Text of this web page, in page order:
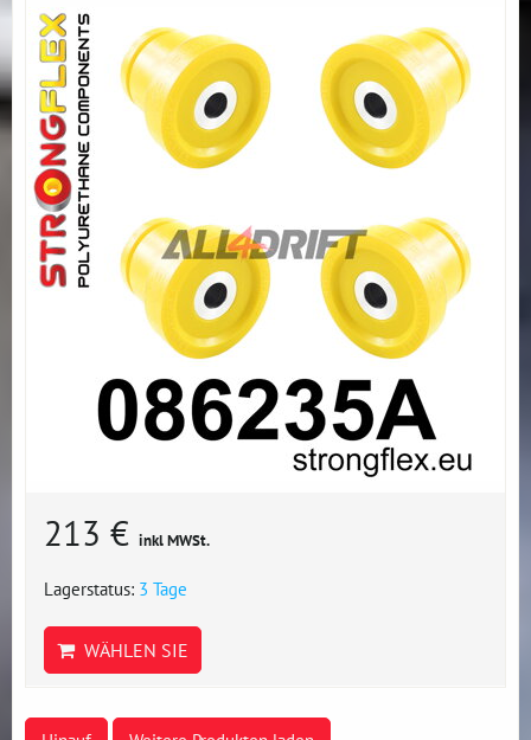
213 € inkl MWSt.
Lagerstatus: 3 Tage
WÄHLEN SIE